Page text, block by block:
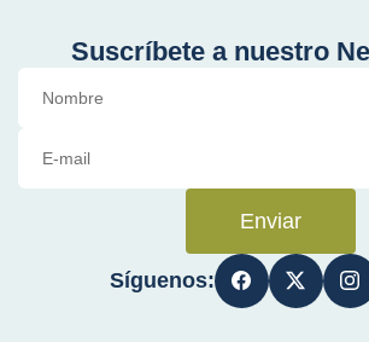
Suscríbete a nuestro
Enviar
Síguenos: